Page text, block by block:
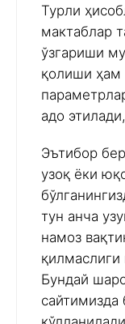
Турли
мактаблар
ўзгариши
қолиши
адо
Эътибор
узоқ ёки
тун анча
намоз
Бундай
сайтимизда